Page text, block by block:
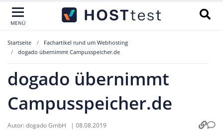
MENÜ
Startseite
Fachartikel rund um Webhosting
dogado übernimmt Campusspeicher.de
dogado übernimmt
Campusspeicher.de
Autor:dogado GmbH | 08.08.2019